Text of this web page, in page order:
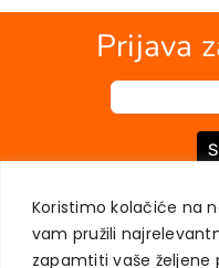
Koristimo kolačiće na
vam pružili
zapamtiti vaše željene
Prijava
O NAMA KNJIGE MOJ
ZAŠTITA